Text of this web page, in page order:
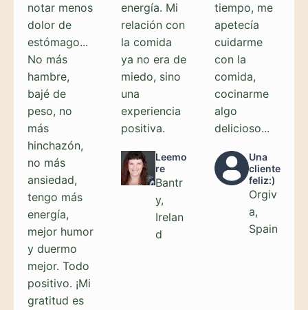
notar menos
dolor de
estómago...
No más
hambre,
bajé de
peso, no
más
hinchazón,
no más
ansiedad,
tengo más
energía,
mejor humor
y duermo
mejor. Todo
positivo. ¡Mi
gratitud es
energía. Mi
relación con
la comida
ya no era de
miedo, sino
una
experiencia
positiva.
Leemo
re
Bantr
y,
Irelan
d
tiempo, me
apetecía
cuidarme
con la
comida,
cocinarme
algo
delicioso...
Una
cliente
feliz:)
Orgiv
a,
Spain